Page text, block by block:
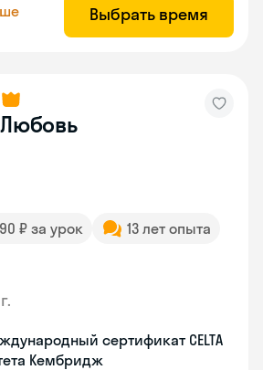
Выбрать время
Любовь
₽ за урок
13 лет опыта
сертификат CELTA
Кембридж